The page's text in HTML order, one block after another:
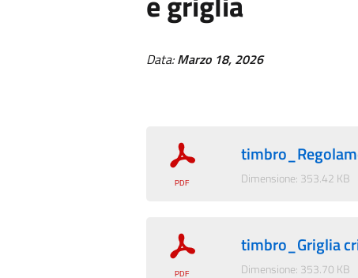
Data:Marzo 18, 2026
Dimensione: 353.42 KB
timbro_Griglia
Dimensione: 353.70 KB